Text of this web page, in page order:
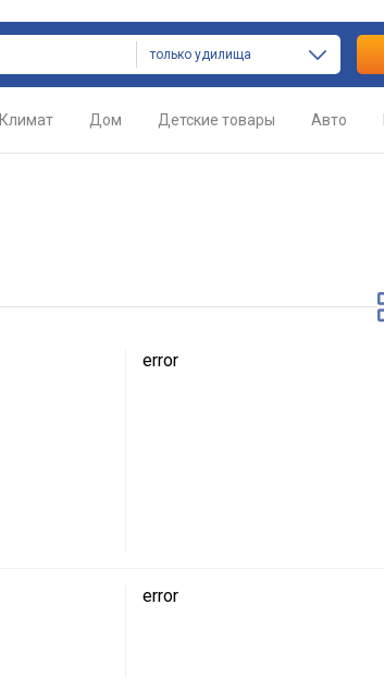
только удилища
Климат Дом Детские товары Авто
error
error